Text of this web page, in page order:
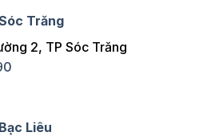
Trăng
2, TP Sóc Trăng
Liêu